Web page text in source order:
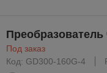
Преобразователь
Под заказ
Код: GD300-160G-4